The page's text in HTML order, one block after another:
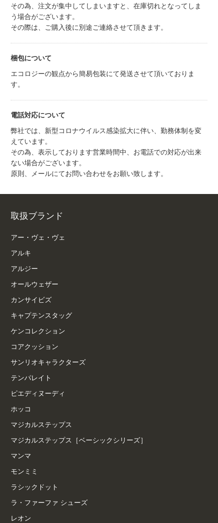
その為、注文が集中してしまいますと、在庫切れとなってしま
う場合がございます。
その際は、ご購入後に別途ご連絡させて頂きます。
梱包について
エコロジーの観点から簡易包装にて発送させて頂いておりま
す。
電話対応について
弊社では、新型コロナウイルス感染拡大に伴い、勤務体制を変
えています。
その為、表示しております営業時間中、お電話での対応が出来
ない場合がございます。
原則、メールにてお問い合わせをお願い致します。
取扱ブランド
アー・ヴェ・ヴェ
アルキ
アルジー
オールウェザー
カンサイビズ
キャプテンスタッグ
ケンコレクション
コアクッション
サンリオキャラクターズ
テンパレイト
ピエディヌーディ
ホッコ
マジカルステップス
マジカルステップス［ベーシックシリーズ］
マンマ
モンミミ
ラシックドット
ラ・ファーファ シューズ
レオン